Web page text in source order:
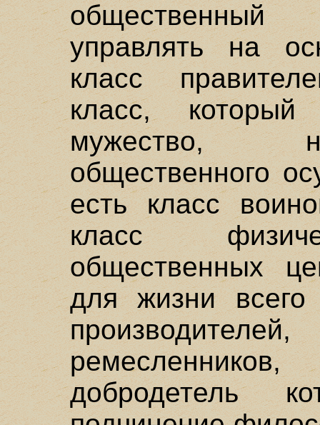
общественный
управлять на
класс
класс,
мужество,
общественного
есть класс
класс
общественных
для жизни всего
добродетель